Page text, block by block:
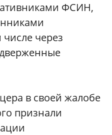
ФСИН,
через
в своей жалобе
признали